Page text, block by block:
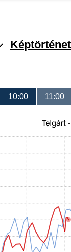
Képtörténet
10:00 11:00